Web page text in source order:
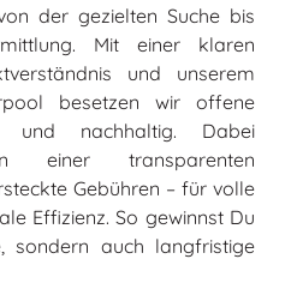
der gezielten Suche bis
Mit einer klaren
und unserem
besetzen wir offene
und nachhaltig. Dabei
einer transparenten
Gebühren – für volle
Effizienz. So gewinnst Du
sondern auch langfristige